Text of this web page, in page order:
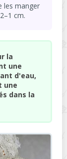
les manger
cm.
la
une
d'eau,
une
dans la